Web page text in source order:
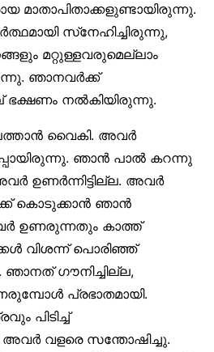
മാതാപിതാക്കളുണ്ടായിരുന്നു.
സ്‌നേഹിച്ചിരുന്നു,
മറ്റുള്ളവരുമെല്ലാം
ഞാനവർക്ക്
നൽകിയിരുന്നു.
വൈകി. അവർ
ഞാൻ പാൽ കറന്നു
ഉണർന്നിട്ടില്ല. അവർ
കൊടുക്കാൻ ഞാൻ
ഉണരുന്നതും കാത്ത്
വിശന്ന് പൊരിഞ്ഞ്
ഗൗനിച്ചില്ല,
പ്രഭാതമായി.
പിടിച്ച്
വളരെ സന്തോഷിച്ചു.